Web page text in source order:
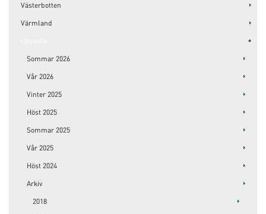
Västerbotten
Värmland
Sommar 2026
Vår 2026
Vinter 2025
Höst 2025
Sommar 2025
Vår 2025
Höst 2024
Arkiv
2018